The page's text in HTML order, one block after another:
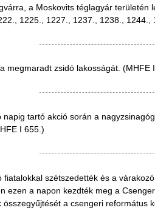
a Moskovits téglagyár
1225., 1227., 1237., 1238., 1244.,
megmaradt zsidó lakosságát. (MHFE
tartó akció során a
I 655.)
szétszedették és a
ezen a napon kezdték meg a
a csengeri